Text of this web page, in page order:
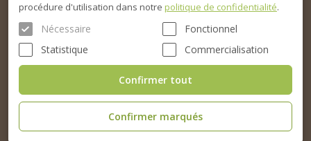
© 2015-2026. SARL Chalet Pro tous droits réservés
procédure d'utilisation dans notre politique de confidentialité.
Nécessaire
Fonctionnel
Statistique
Commercialisation
Confirmer marqués
Confirmer tout